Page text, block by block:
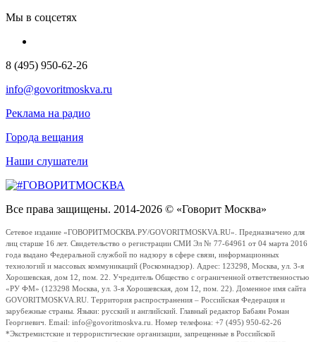
Мы в соцсетях
8 (495) 950-62-26
info@govoritmoskva.ru
Реклама на радио
Города вещания
Наши слушатели
Все права защищены. 2014-2026 © «Говорит Москва»
Сетевое издание «ГОВОРИТМОСКВА.РУ/GOVORITMOSKVA.RU». Предназначено для
лиц старше 16 лет. Свидетельство о регистрации СМИ Эл № 77-64961 от 04 марта 2016
года выдано Федеральной службой по надзору в сфере связи, информационных
технологий и массовых коммуникаций (Роскомнадзор). Адрес: 123298, Москва, ул. 3-я
Хорошевская, дом 12, пом. 22. Учредитель Общество с ограниченной ответственностью
«РУ ФМ» (123298 Москва, ул. 3-я Хорошевская, дом 12, пом. 22). Доменное имя сайта
GOVORITMOSKVA.RU. Территория распространения – Российская Федерация и
зарубежные страны. Языки: русский и английский. Главный редактор Бабаян Роман
Георгиевич. Email: info@govoritmoskva.ru. Номер телефона: +7 (495) 950-62-26
*Экстремистские и террористические организации, запрещенные в Российской